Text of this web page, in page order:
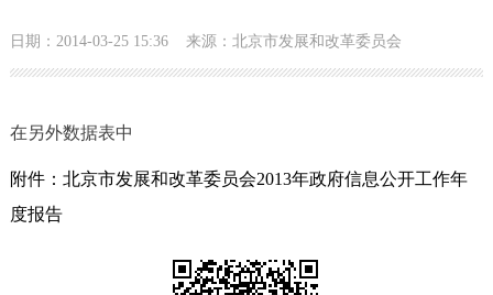
市领导
专题公开
日期：2014-03-25 15:36 来源：北京市发展和改革委员会
在另外数据表中
附件：北京市发展和改革委员会2013年政府信息公开工作年
度报告